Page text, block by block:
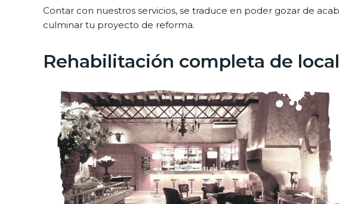
Contar con nuestros servicios, se traduce en poder gozar de
culminar tu proyecto de reforma.
Rehabilitación completa de